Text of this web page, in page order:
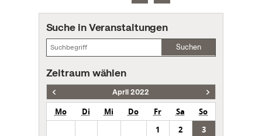
Suche in Veranstaltungen
Suchen
Zeitraum wählen
April 2022
Mo Di Mi Do Fr Sa
So
1
2
3